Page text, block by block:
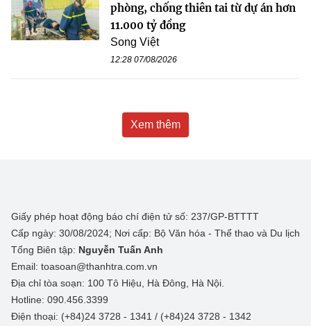
phòng, chống thiên tai từ dự án hơn
11.000 tỷ đồng
Song Việt
12:28 07/08/2026
Xem thêm
Giấy phép hoạt động báo chí điện tử số: 237/GP-BTTTT
Cấp ngày: 30/08/2024; Nơi cấp: Bộ Văn hóa - Thể thao và Du lịch
Tổng Biên tập: Nguyễn Tuấn Anh
Email: toasoan@thanhtra.com.vn
Địa chỉ tòa soạn: 100 Tô Hiệu, Hà Đông, Hà Nội.
Hotline: 090.456.3399
Điện thoại: (+84)24 3728 - 1341 / (+84)24 3728 - 1342